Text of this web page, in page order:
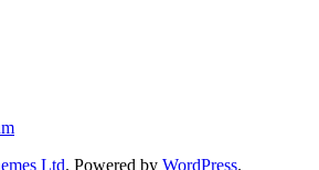
Ltd. Powered by WordPress.